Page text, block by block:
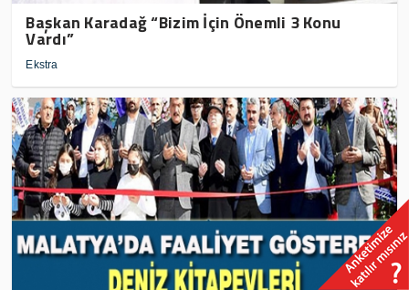
Başkan Karadağ “Bizim İçin Önemli 3 Konu
Vardı”
Ekstra